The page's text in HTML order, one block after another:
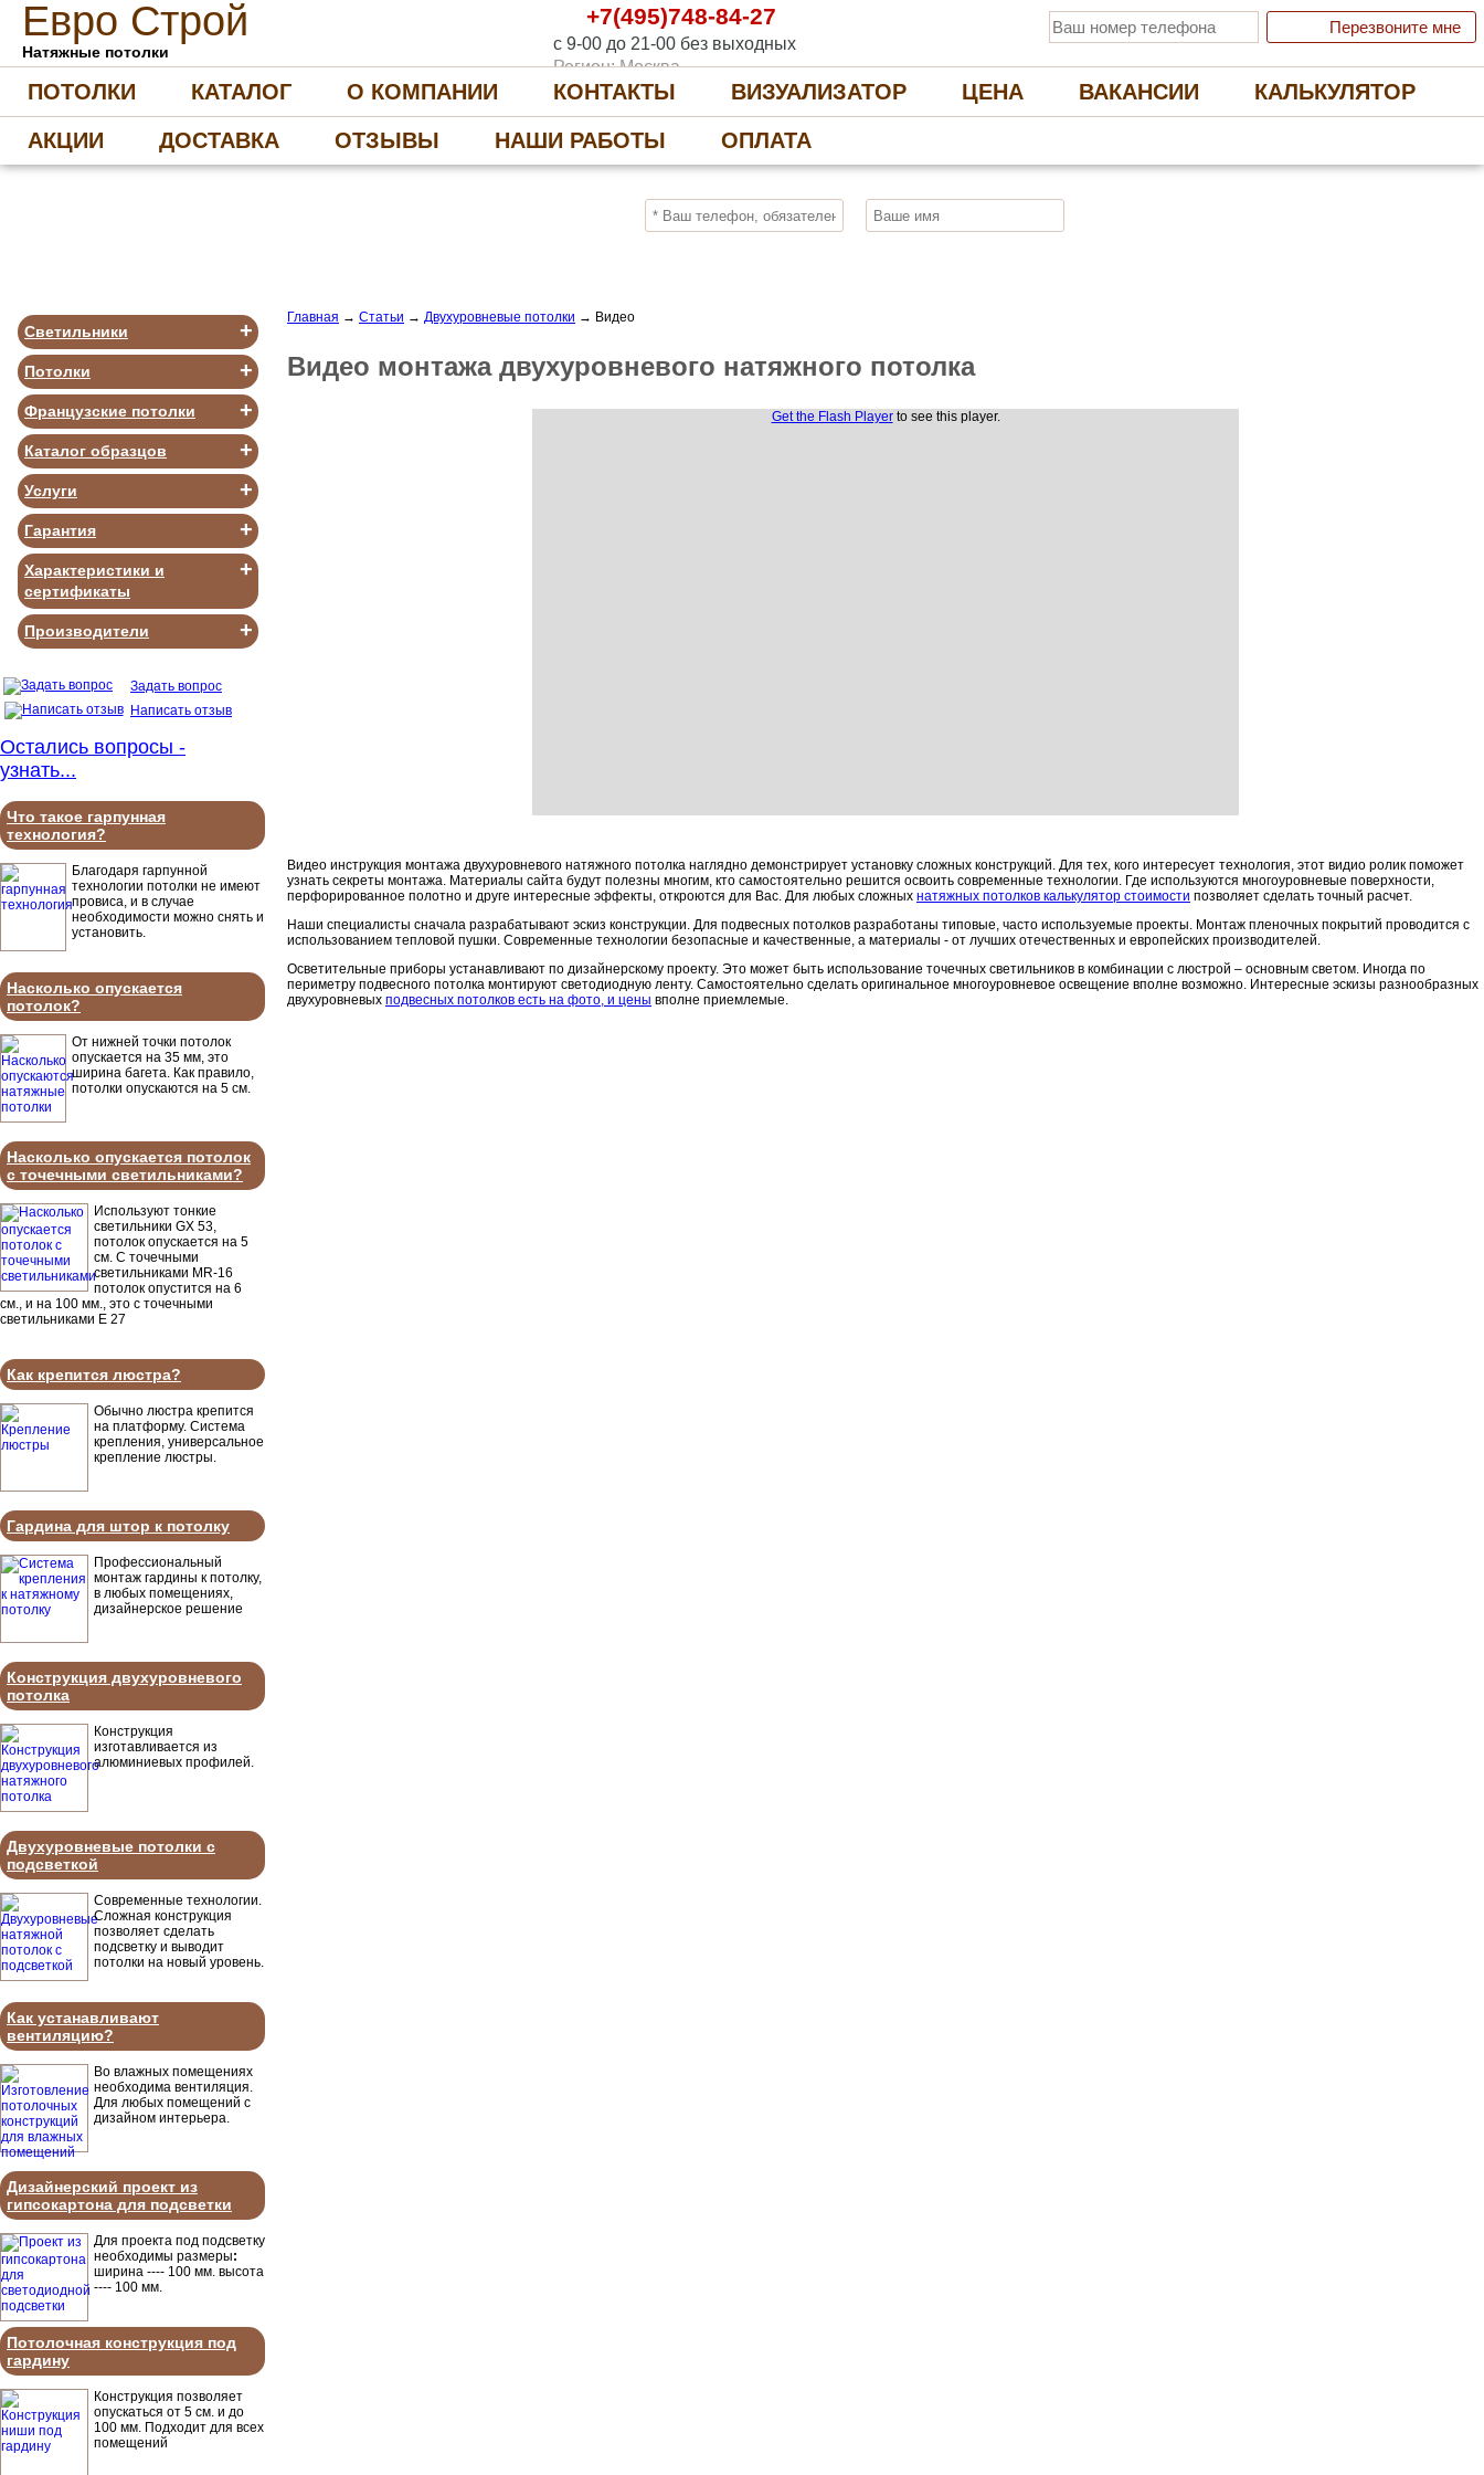
Евро Строй
Натяжные потолки
+7(495)748-84-27
с 9-00 до 21-00 без выходных
Регион: Москва
Перезвоните мне
ПОТОЛКИ КАТАЛОГ О КОМПАНИИ КОНТАКТЫ ВИЗУАЛИЗАТОР ЦЕНА ВАКАНСИИ
КАЛЬКУЛЯТОР
АКЦИИ
ДОСТАВКА ОТЗЫВЫ НАШИ РАБОТЫ
ОПЛАТА
ПОЛУЧИ СКИДКУ10%СЕЙЧАС, ЗАКАЖИ ЭКОЛОГИЧНЫЕ НАТЯЖНЫЕ ПОТОЛКИ
Светильники +
Потолки +
Французские потолки +
Каталог образцов +
Услуги +
Гарантия +
Характеристики и
сертификаты
+
Производители +
Задать вопрос
Написать отзыв
Остались вопросы -
узнать...
Что такое гарпунная
технология?
Благодаря гарпунной
технологии потолки не имеют
провиса, и в случае
необходимости можно снять и
установить.
Насколько опускается
потолок?
От нижней точки потолок
опускается на 35 мм, это
ширина багета. Как правило,
потолки опускаются на 5 см.
Насколько опускается потолок
с точечными светильниками?
Используют тонкие
светильники GX 53,
потолок опускается на 5
см. С точечными
светильниками MR-16
потолок опустится на 6
см., и на 100 мм., это с точечными
светильниками Е 27
Как крепится люстра?
Обычно люстра крепится
на платформу. Система
крепления, универсальное
крепление люстры.
Гардина для штор к потолку
Профессиональный
монтаж гардины к потолку,
в любых помещениях,
дизайнерское решение
Конструкция двухуровневого
потолка
Конструкция
изготавливается из
алюминиевых профилей.
Двухуровневые потолки с
подсветкой
Современные технологии.
Сложная конструкция
позволяет сделать
подсветку и выводит
потолки на новый уровень.
Как устанавливают
вентиляцию?
Во влажных помещениях
необходима вентиляция.
Для любых помещений с
дизайном интерьера.
Дизайнерский проект из
гипсокартона для подсветки
Для проекта под подсветку
необходимы размеры:
ширина ---- 100 мм. высота
---- 100 мм.
Потолочная конструкция под
гардину
Конструкция позволяет
опускаться от 5 см. и до
100 мм. Подходит для всех
помещений
Главная → Статьи → Двухуровневые потолки → Видео
Видео монтажа двухуровневого натяжного потолка
Get the Flash Playerto see this player.
Видео инструкция монтажа двухуровневого натяжного потолка наглядно демонстрирует установку сложных конструкций. Для тех, кого интересует технология, этот видио ролик поможет
узнать секреты монтажа. Материалы сайта будут полезны многим, кто самостоятельно решится освоить современные технологии. Где используются многоуровневые поверхности,
перфорированное полотно и друге интересные эффекты, откроются для Вас. Для любых сложных натяжных потолков калькулятор стоимости позволяет сделать точный расчет.
Наши специалисты сначала разрабатывают эскиз конструкции. Для подвесных потолков разработаны типовые, часто используемые проекты. Монтаж пленочных покрытий проводится с
использованием тепловой пушки. Современные технологии безопасные и качественные, а материалы - от лучших отечественных и европейских производителей.
Осветительные приборы устанавливают по дизайнерскому проекту. Это может быть использование точечных светильников в комбинации с люстрой – основным светом. Иногда по
периметру подвесного потолка монтируют светодиодную ленту. Самостоятельно сделать оригинальное многоуровневое освещение вполне возможно. Интересные эскизы разнообразных
двухуровневых подвесных потолков есть на фото, и цены вполне приемлемые.